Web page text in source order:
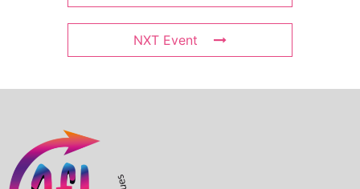
NXT Event